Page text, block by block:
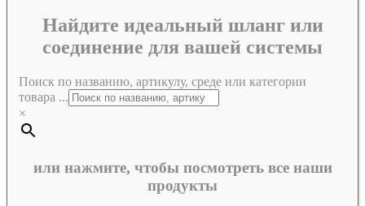
Найдите идеальный шланг или
соединение для вашей системы
Поиск по названию, артикулу, среде или категории
товара ...
×
или нажмите, чтобы посмотреть все наши
продукты